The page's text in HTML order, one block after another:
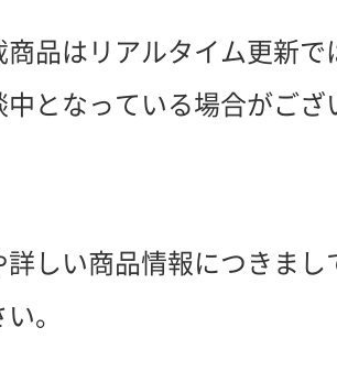
商品はリアルタイム更新
中となっている場合がご
詳しい商品情報につきま
。